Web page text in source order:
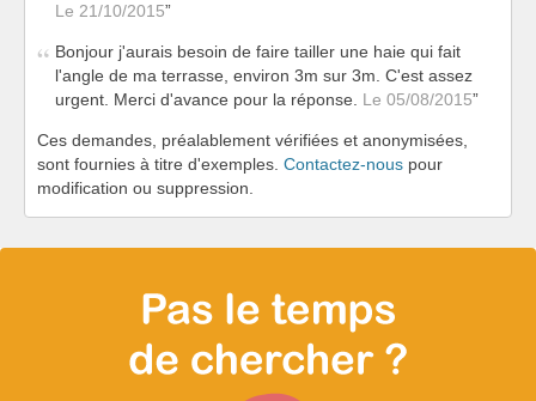
Le 21/10/2015
Bonjour j'aurais besoin de faire tailler une haie qui fait
l'angle de ma terrasse, environ 3m sur 3m. C'est assez
urgent. Merci d'avance pour la réponse. Le 05/08/2015
Ces demandes, préalablement vérifiées et anonymisées,
sont fournies à titre d'exemples. Contactez-nous pour
modification ou suppression.